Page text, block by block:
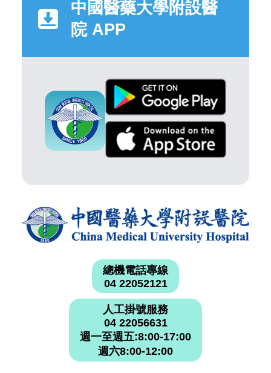
中國醫藥大學附設醫
院 APP
總機電話專線
04 22052121
人工掛號服務
04 22056631
週一至週五:8:00-17:00
週六8:00-12:00